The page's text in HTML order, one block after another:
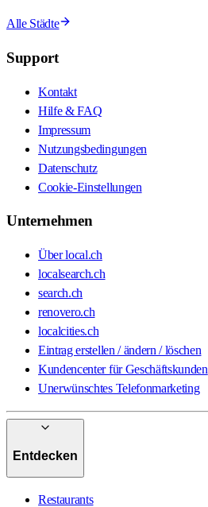
Alle Städte
Support
Kontakt
Hilfe & FAQ
Impressum
Nutzungsbedingungen
Datenschutz
Cookie-Einstellungen
Unternehmen
Über local.ch
localsearch.ch
search.ch
renovero.ch
localcities.ch
Eintrag erstellen / ändern / löschen
Kundencenter für Geschäftskunden
Unerwünschtes Telefonmarketing
Entdecken
Restaurants